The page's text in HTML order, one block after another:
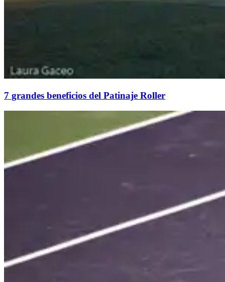
7 grandes beneficios del Patinaje Roller